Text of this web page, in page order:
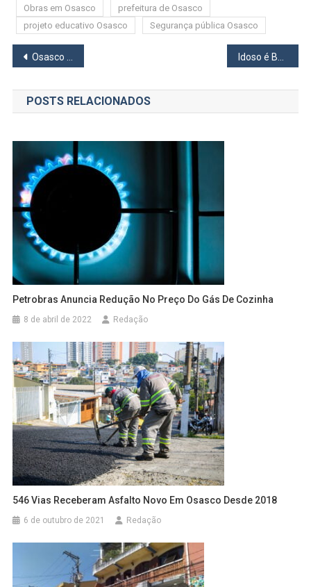
Obras em Osasco
prefeitura de Osasco
projeto educativo Osasco
Segurança pública Osasco
Navegação
de
Post
Osasco realiza ações em UBSs durante o Agosto Dourado para promover a amamentação
POSTS RELACIONADOS
Petrobras Anuncia Redução No Preço Do Gás De Cozinha
8 de abril de 2022 Redação
546 Vias Receberam Asfalto Novo Em Osasco Desde 2018
6 de outubro de 2021 Redação